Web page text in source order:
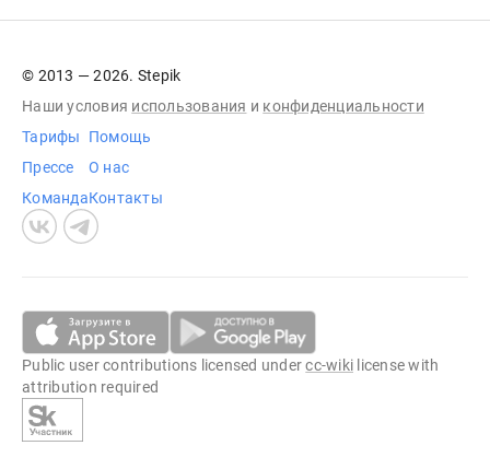
© 2013 — 2026. Stepik
Наши условия использования и конфиденциальности
Тарифы
Прессе
Команда
Помощь
О нас
Контакты
Public user contributions licensed undercc-wiki license with
attribution required